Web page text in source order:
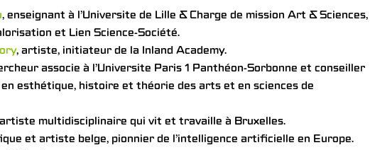
, enseignant à l’Universite de Lille & Charge de mission Art & Sciences,
et Lien Science-Société.
, artiste, initiateur de la Inland Academy.
associe à l’Universite Paris 1 Panthéon-Sorbonne et conseiller
esthétique, histoire et théorie des arts et en sciences de
multidisciplinaire qui vit et travaille à Bruxelles.
et artiste belge, pionnier de l’intelligence artificielle en Europe.